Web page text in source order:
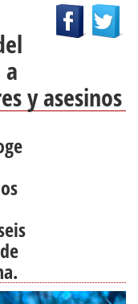
y asesinos